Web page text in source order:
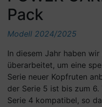
Pack
Modell 2024/2025
In diesem Jahr haben
überarbeitet, um eine
Serie neuer Kopfruten
der Serie 5 ist bis zum 6.
Serie 4 kompatibel, so